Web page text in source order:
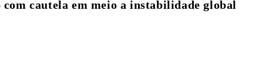
cautela em meio a instabilidade global